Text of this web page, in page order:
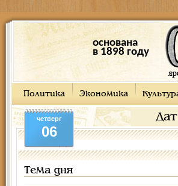
основана
в 1898 году
Политика Экономика
четверг
06
Тема дня